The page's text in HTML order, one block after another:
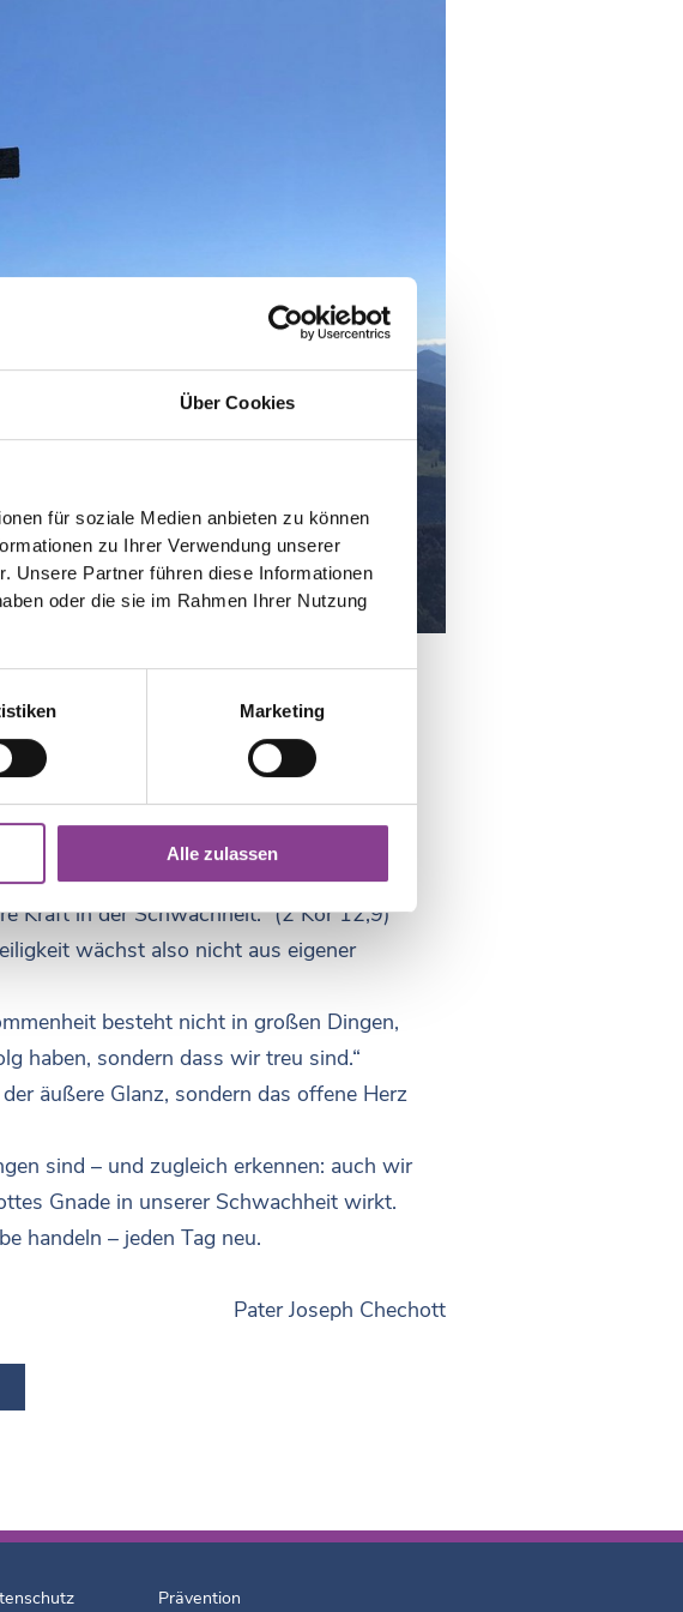
Über Cookies
für soziale Medien anbieten zu können
zu Ihrer Verwendung unserer
Unsere Partner führen diese Informationen
oder die sie im Rahmen Ihrer Nutzung
Marketing
Alle zulassen
bekannte und unbekannte Heilige,
Zweifel und Wunden. Der Apostel
ihn begleitet.
Kraft in der Schwachheit.“ (2 Kor 12,9)
wächst also nicht aus eigener
besteht nicht in großen Dingen,
haben, sondern dass wir treu sind.“
äußere Glanz, sondern das offene Herz
sind – und zugleich erkennen: auch wir
Gnade in unserer Schwachheit wirkt.
handeln – jeden Tag neu.
Pater Joseph Chechott
Prävention